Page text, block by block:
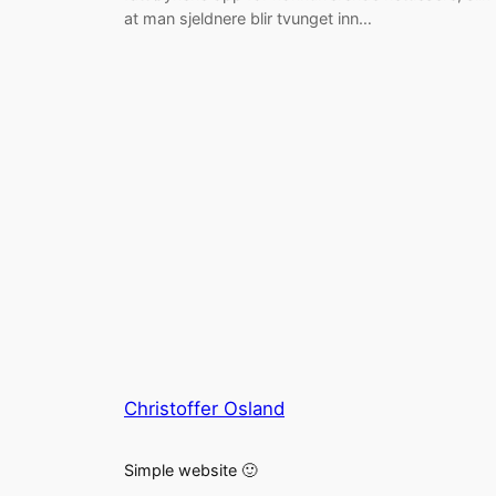
at man sjeldnere blir tvunget inn…
Christoffer Osland
Simple website 🙂